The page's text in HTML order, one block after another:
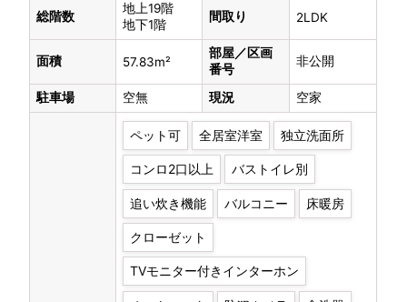
総階数
地上19階
地下1階
間取り 2LDK
面積 57.83m²
部屋／区画
番号
非公開
駐車場 空無 現況 空家
ペット可 全居室洋室 独立洗面所
コンロ2口以上 バストイレ別
追い炊き機能 バルコニー 床暖房
クローゼット
TVモニター付きインターホン